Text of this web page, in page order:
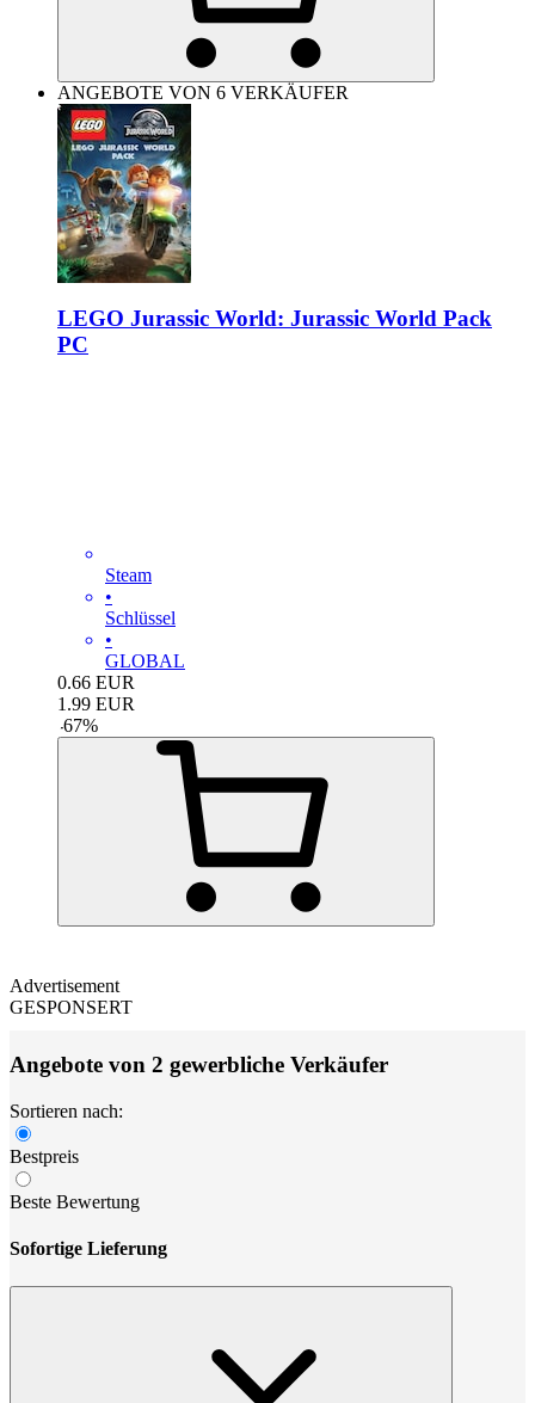
ANGEBOTE VON 6 VERKÄUFER
LEGO Jurassic World: Jurassic World Pack
PC
Steam
•
Schlüssel
•
GLOBAL
0.66 EUR
1.99 EUR
-67%
Advertisement
GESPONSERT
Angebote von 2 gewerbliche Verkäufer
Sortieren nach:
Bestpreis
Beste Bewertung
Sofortige Lieferung